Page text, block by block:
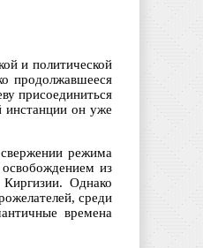
и политической
продолжавшееся
присоединиться
инстанции он уже
режима
из
Однако
среди
времена